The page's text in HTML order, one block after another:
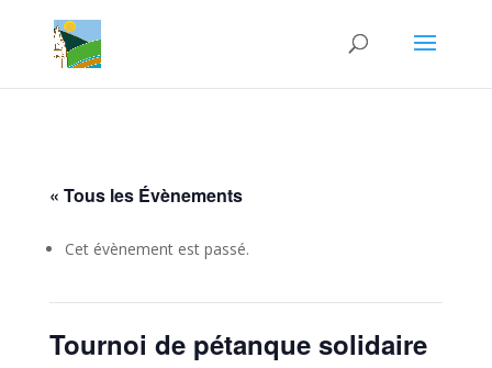
« Tous les Évènements
Cet évènement est passé.
Tournoi de pétanque solidaire